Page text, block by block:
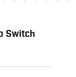
Switch